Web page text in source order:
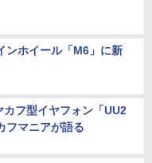
ンホイール「M6」に新
フ型イヤフォン「UU2
フマニアが語る